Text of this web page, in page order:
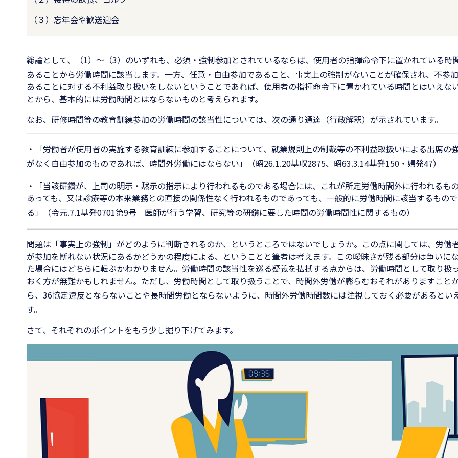
（３）忘年会や歓送迎会
総論として、（1）～（3）のいずれも、必須・強制参加とされているならば、使用者の指揮命令下に置かれている時
あることから労働時間に該当します。一方、任意・自由参加であること、事実上の強制がないことが確保され、不参
あることに対する不利益取り扱いをしないということであれば、使用者の指揮命令下に置かれている時間とはいえな
とから、基本的には労働時間とはならないものと考えられます。
なお、研修時間等の教育訓練参加の労働時間の該当性については、次の通り通達（行政解釈）が示されています。
・「労働者が使用者の実施する教育訓練に参加することについて、就業規則上の制裁等の不利益取扱いによる出席の
がなく自由参加のものであれば、時間外労働にはならない」（昭26.1.20基収2875、昭63.3.14基発150 ・婦発47）
・「当該研鑽が、上司の明示・黙示の指示により行われるものである場合には、これが所定労働時間外に行われるも
あっても、又は診療等の本来業務との直接の関係性なく行われるものであっても、一般的に労働時間に該当するもの
る」（令元.7.1基発0701第9号 医師が行う学習、研究等の研鑽に要した時間の労働時間性に関するもの）
問題は「事実上の強制」がどのように判断されるのか、というところではないでしょうか。この点に関しては、労働
が参加を断れない状況にあるかどうかの程度による、ということと筆者は考えます。この曖昧さが残る部分は争いに
た場合にはどちらに転ぶかわかりません。労働時間の該当性を巡る疑義を払拭する点からは、労働時間として取り扱
おく方が無難かもしれません。ただし、労働時間として取り扱うことで、時間外労働が膨らむおそれがありますこと
ら、 36協定違反とならないことや長時間労働とならないように、時間外労働時間数には注視しておく必要があるとい
す。
さて、それぞれのポイントをもう少し掘り下げてみます。